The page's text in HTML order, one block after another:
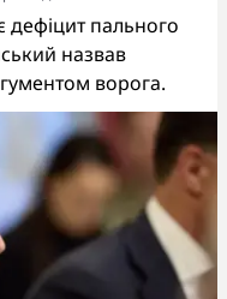
дефіцит пального
назвав
ворога.